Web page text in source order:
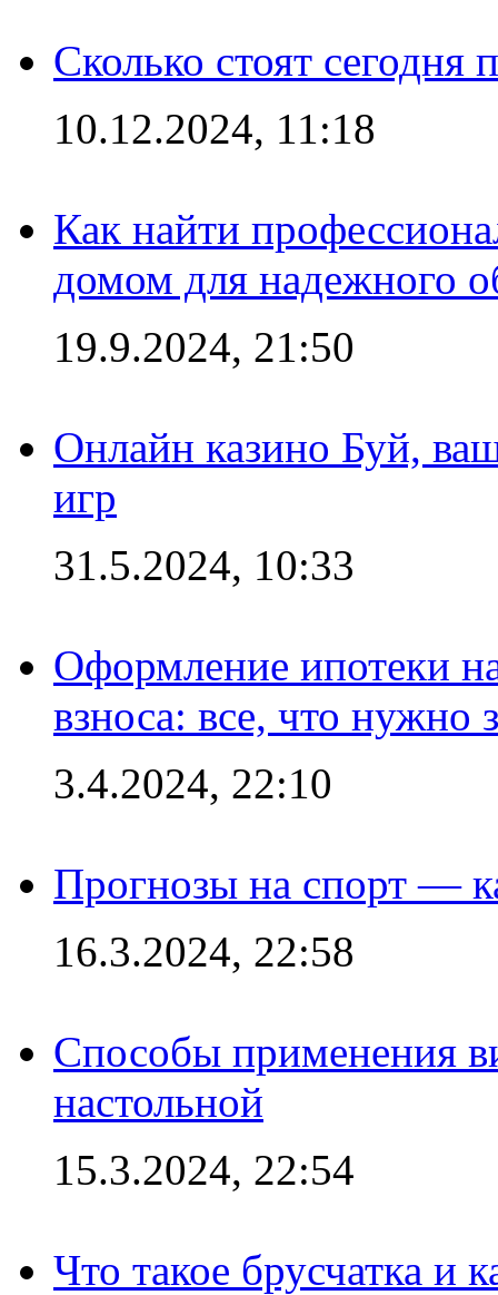
Сколько стоят сегодня
10.12.2024, 11:18
Как найти
домом для надежного
19.9.2024, 21:50
Онлайн казино Буй,
игр
31.5.2024, 10:33
Оформление ипотеки
взноса: все, что нужно
3.4.2024, 22:10
Прогнозы на спорт —
16.3.2024, 22:58
Способы применения
настольной
15.3.2024, 22:54
Что такое брусчатка и